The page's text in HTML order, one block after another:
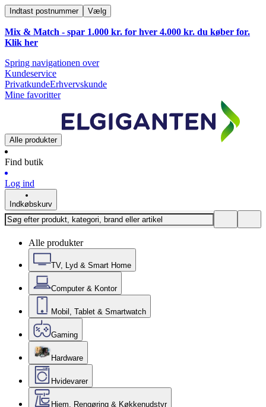
Indtast postnummer Vælg
Mix & Match - spar 1.000 kr. for hver 4.000 kr. du køber for.
Klik her
Spring navigationen over
Kundeservice
PrivatkundeErhvervskunde
Mine favoritter
Alle produkter
Find butik
Log ind
Indkøbskurv
Alle produkter
TV, Lyd & Smart Home
Computer & Kontor
Mobil, Tablet & Smartwatch
Gaming
Hardware
Hvidevarer
Hjem, Rengøring & Køkkenudstyr